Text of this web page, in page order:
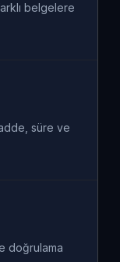
belgelere
süre ve
doğrulama